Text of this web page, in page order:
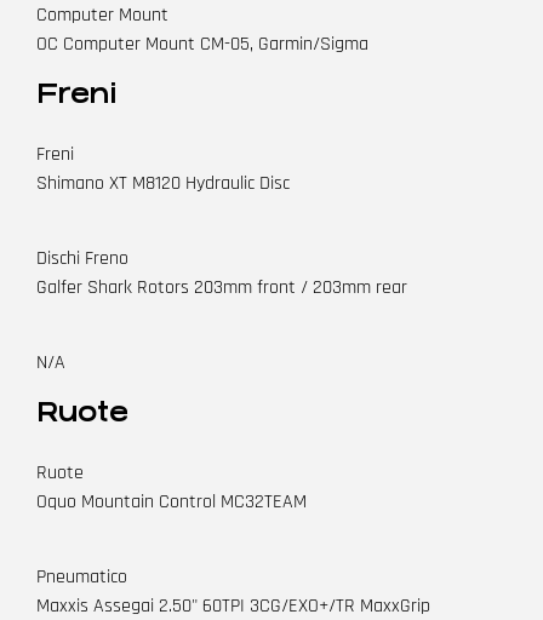
Computer Mount
OC Computer Mount CM-05, Garmin/Sigma
Freni
Freni
Shimano XT M8120 Hydraulic Disc
Dischi Freno
Galfer Shark Rotors 203mm front / 203mm rear
N/A
Ruote
Ruote
Oquo Mountain Control MC32TEAM
Pneumatico
Maxxis Assegai 2.50" 60TPI 3CG/EXO+/TR MaxxGrip